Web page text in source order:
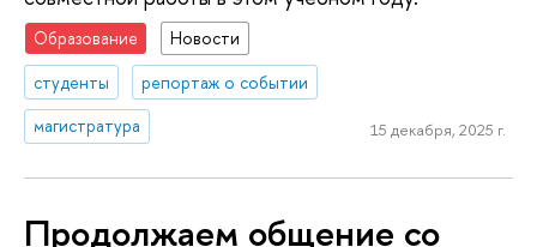
Образование
Новости
студенты
репортаж о событии
магистратура
15 декабря, 2025 г.
Продолжаем общение со